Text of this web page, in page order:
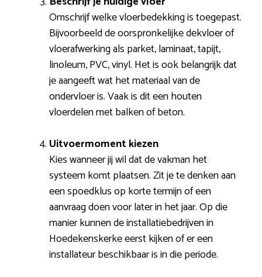
Omschrijf welke vloerbedekking is toegepast.
Bijvoorbeeld de oorspronkelijke dekvloer of
vloerafwerking als parket, laminaat, tapijt,
linoleum, PVC, vinyl. Het is ook belangrijk dat
je aangeeft wat het materiaal van de
ondervloer is. Vaak is dit een houten
vloerdelen met balken of beton.
Uitvoermoment kiezen
Kies wanneer jij wil dat de vakman het
systeem komt plaatsen. Zit je te denken aan
een spoedklus op korte termijn of een
aanvraag doen voor later in het jaar. Op die
manier kunnen de installatiebedrijven in
Hoedekenskerke eerst kijken of er een
installateur beschikbaar is in die periode.